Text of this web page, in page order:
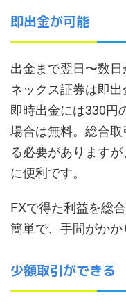
即出金が可能
出金まで翌日〜数
ネックス証券は即出
即時出金には330円
場合は無料。総合
る必要があります
に便利です。
FXで得た利益を総
簡単で、手間がかか
少額取引ができる